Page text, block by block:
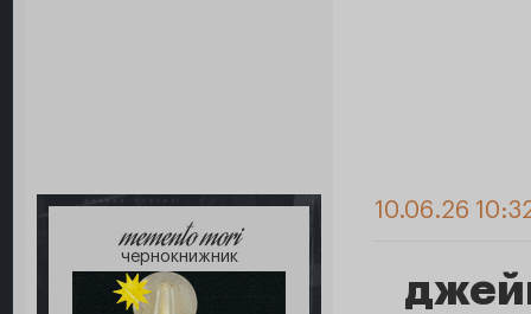
memento mori
чернокнижник
10.06.26